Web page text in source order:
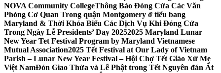
NOVA Community CollegeThông Báo Đóng Cửa Các Văn
Phòng Cơ Quan Trong quận Montgomery ở tiểu bang
Maryland & Thời Khóa Biểu Các Dịch Vụ Khi Đóng Cửa
Trong Ngày Lễ Presidents’ Day 20252025 Maryland Lunar
New Year Tet Festival Program by Maryland Vietnamese
Mutual Association2025 Tết Festival at Our Lady of Vietnam
Parish – Lunar New Year Festival – Hội Chợ Tết Giáo Xứ Mẹ
Việt NamĐón Giao Thừa và Lễ Phật trong Tết Nguyên đán Ất